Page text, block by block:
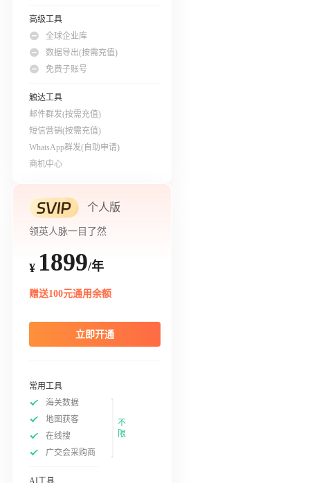
高级工具
全球企业库
数据导出(按需充值)
免费子账号
触达工具
邮件群发(按需充值)
短信营销(按需充值)
WhatsApp群发(自助申请)
商机中心
个人版
领英人脉一目了然
¥ 1899/年
赠送100元通用余额
立即开通
常用工具
海关数据
地图获客
在线搜
广交会采购商
不
限
AI工具